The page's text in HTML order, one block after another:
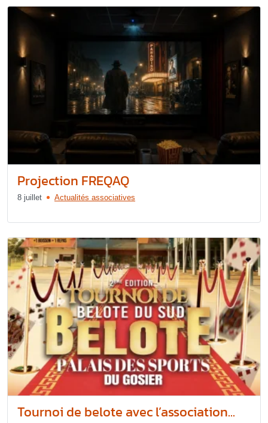
Projection FREQAQ
8 juillet Actualités associatives
Tournoi de belote avec l’association...